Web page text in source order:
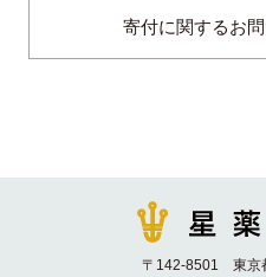
寄付に関するお
〒142-8501 東京